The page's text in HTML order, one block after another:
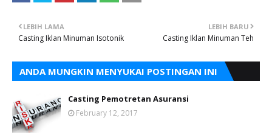
LEBIH BARU
Casting Iklan Minuman Teh
LEBIH LAMA
Casting Iklan Minuman Isotonik
ANDA MUNGKIN MENYUKAI POSTINGAN INI
Casting Pemotretan Asuransi
February 12, 2017